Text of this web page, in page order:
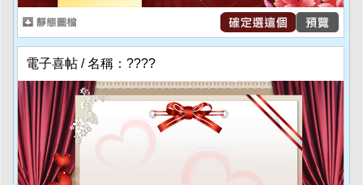
電子喜帖 / 名稱：????